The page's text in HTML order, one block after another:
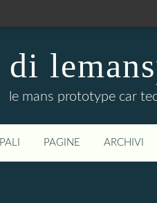
le mans prototype car
PAGINE ARCHIVI